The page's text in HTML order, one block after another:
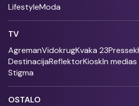
LifestyleModa
TV
AgremanVidokrugKvaka 23Pressek
DestinacijaReflektorKioskIn
Stigma
OSTALO